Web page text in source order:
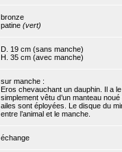
bronze
patine (vert)
D. 19 cm (sans manche)
H. 35 cm (avec manche)
sur manche :
Eros chevauchant un dauphin. Il a
simplement vêtu d’un manteau
ailes sont éployées. Le disque du
entre l’animal et le manche.
échange